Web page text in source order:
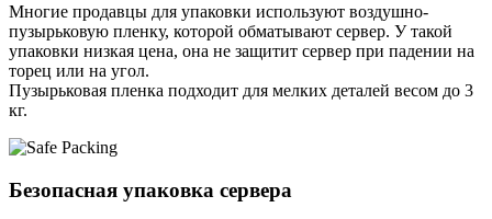
Многие продавцы для упаковки используют воздушно-
пузырьковую пленку, которой обматывают сервер. У такой
упаковки низкая цена, она не защитит сервер при падении на
торец или на угол.
Пузырьковая пленка подходит для мелких деталей весом до 3
кг.
Безопасная упаковка сервера